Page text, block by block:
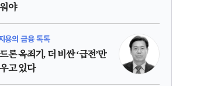
야
용의 금융 톡톡
론 옥죄기, 더 비싼 ‘급전’만
고 있다